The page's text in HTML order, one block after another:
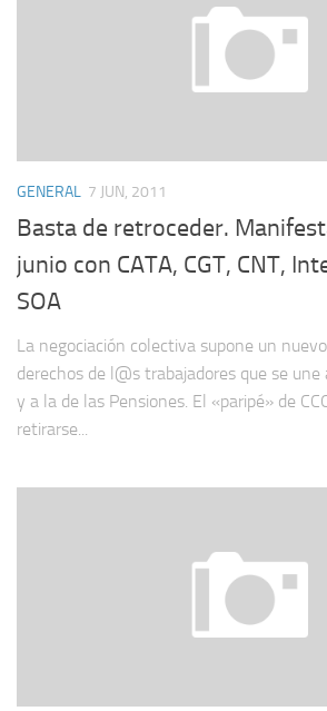
GENERAL 7 JUN, 2011
Basta de retroceder.
junio con CATA, CGT, CNT,
SOA
La negociación colectiva supone un
derechos de l@s trabajadores que se une
y a la de las Pensiones. El «paripé» de
retirarse...